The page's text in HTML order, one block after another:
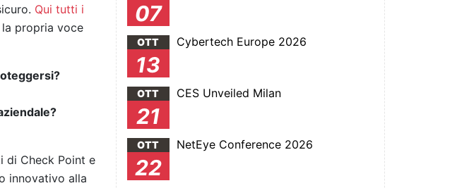
Qui tutti i
propria voce
di Check Point e
innovativo alla
07
OTT
13
Cybertech Europe 2026
OTT
21
CES Unveiled Milan
OTT
22
NetEye Conference 2026